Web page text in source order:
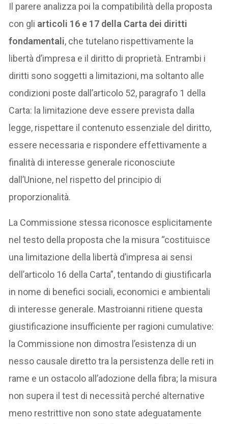
Il parere analizza poi la compatibilità della proposta
con gli articoli 16 e 17 della Carta dei diritti
fondamentali, che tutelano rispettivamente la
libertà d’impresa e il diritto di proprietà. Entrambi i
diritti sono soggetti a limitazioni, ma soltanto alle
condizioni poste dall’articolo 52, paragrafo 1 della
Carta: la limitazione deve essere prevista dalla
legge, rispettare il contenuto essenziale del diritto,
essere necessaria e rispondere effettivamente a
finalità di interesse generale riconosciute
dall’Unione, nel rispetto del principio di
proporzionalità.
La Commissione stessa riconosce esplicitamente
nel testo della proposta che la misura “costituisce
una limitazione della libertà d’impresa ai sensi
dell’articolo 16 della Carta”, tentando di giustificarla
in nome di benefici sociali, economici e ambientali
di interesse generale. Mastroianni ritiene questa
giustificazione insufficiente per ragioni cumulative:
la Commissione non dimostra l’esistenza di un
nesso causale diretto tra la persistenza delle reti in
rame e un ostacolo all’adozione della fibra; la misura
non supera il test di necessità perché alternative
meno restrittive non sono state adeguatamente